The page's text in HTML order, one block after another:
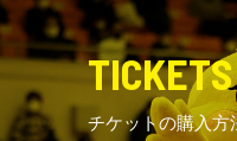
TICKETS
チケットの購入方